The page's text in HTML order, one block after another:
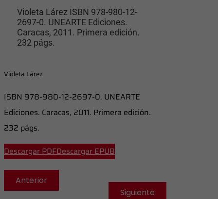
Violeta Lárez ISBN 978-980-12-
2697-0. UNEARTE Ediciones.
Caracas, 2011. Primera edición.
232 págs.
Violeta Lárez
ISBN 978-980-12-2697-0. UNEARTE
Ediciones. Caracas, 2011. Primera edición.
232 págs.
Descargar PDFDescargar EPUB
Anterior
Siguiente